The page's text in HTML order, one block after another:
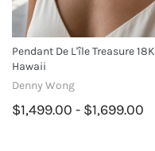
Pendant De L'île Treasure 18K
Hawaii
Denny Wong
$1,499.00 - $1,699.00